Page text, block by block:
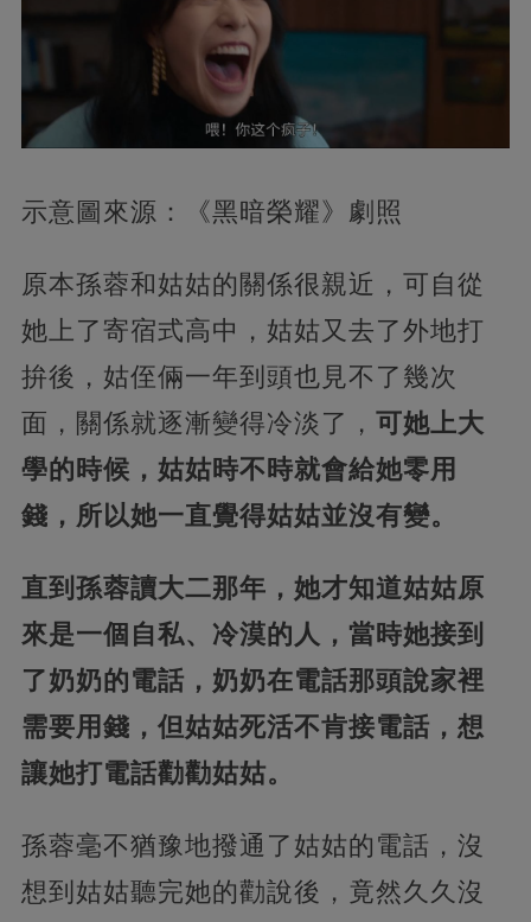
示意圖來源：《黑暗榮耀》劇照
原本孫蓉和姑姑的關係很親近，可自從
她上了寄宿式高中，姑姑又去了外地打
拚後，姑侄倆一年到頭也見不了幾次
面，關係就逐漸變得冷淡了， 可她上大
學的時候，姑姑時不時就會給她零用
錢，所以她一直覺得姑姑並沒有變。
直到孫蓉讀大二那年，她才知道姑姑原
來是一個自私、冷漠的人，當時她接到
了奶奶的電話，奶奶在電話那頭說家裡
需要用錢，但姑姑死活不肯接電話，想
讓她打電話勸勸姑姑。
孫蓉毫不猶豫地撥通了姑姑的電話，沒
想到姑姑聽完她的勸說後，竟然久久沒